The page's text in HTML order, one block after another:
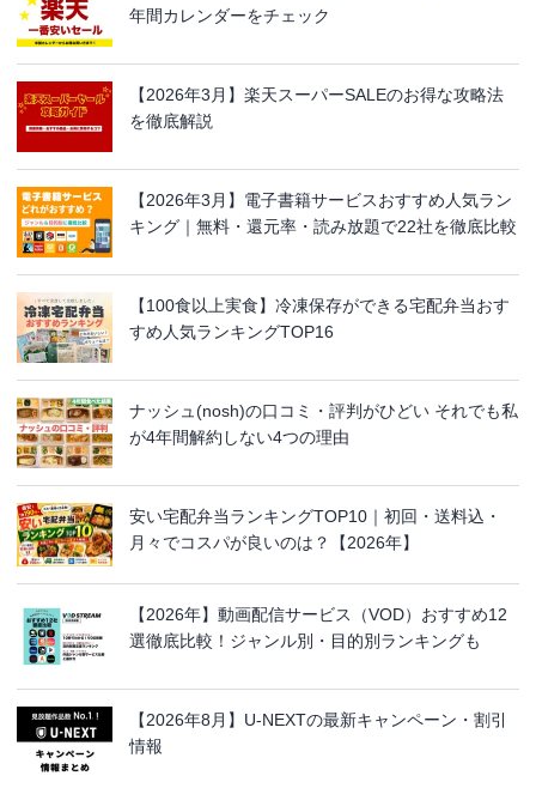
年間カレンダーをチェック
【2026年3月】楽天スーパーSALEのお得な攻略法
を徹底解説
【2026年3月】電子書籍サービスおすすめ人気ラン
キング｜無料・還元率・読み放題で22社を徹底比較
【100食以上実食】冷凍保存ができる宅配弁当おす
すめ人気ランキングTOP16
ナッシュ(nosh)の口コミ・評判がひどい それでも私
が4年間解約しない4つの理由
安い宅配弁当ランキングTOP10｜初回・送料込・
月々でコスパが良いのは？【2026年】
【2026年】動画配信サービス（VOD）おすすめ12
選徹底比較！ジャンル別・目的別ランキングも
【2026年8月】U-NEXTの最新キャンペーン・割引
情報